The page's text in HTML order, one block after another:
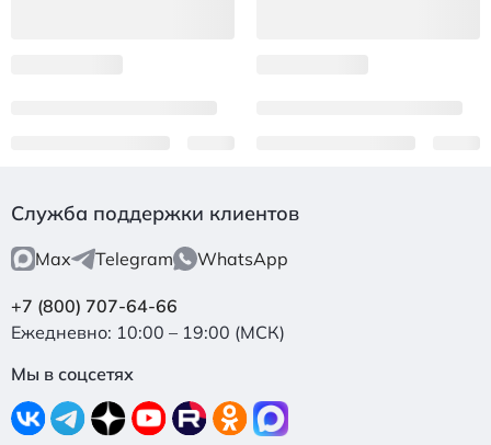
Служба поддержки клиентов
Max Telegram WhatsApp
+7 (800) 707-64-66
Ежедневно: 10:00 – 19:00 (МСК)
Мы в соцсетях